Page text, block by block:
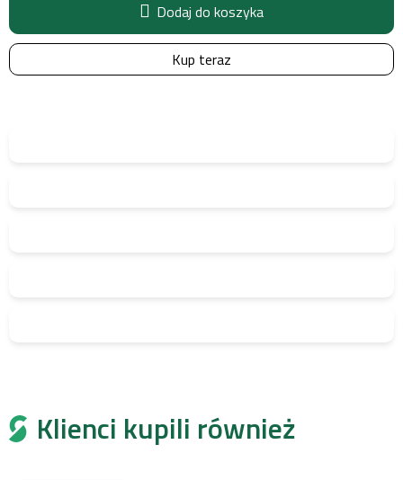
Dodaj do koszyka
Kup teraz
Klienci kupili również